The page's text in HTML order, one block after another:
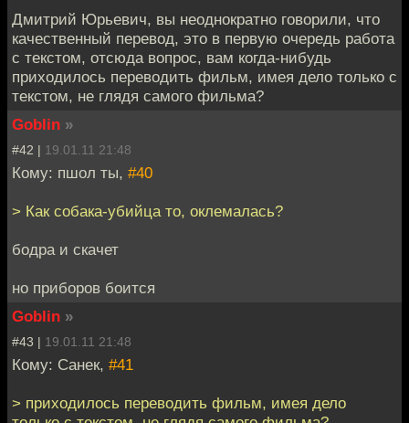
Дмитрий Юрьевич, вы неоднократно говорили, что
качественный перевод, это в первую очередь работа
с текстом, отсюда вопрос, вам когда-нибудь
приходилось переводить фильм, имея дело только с
текстом, не глядя самого фильма?
Goblin »
#42 | 19.01.11 21:48
Кому: пшол ты, #40
> Как собака-убийца то, оклемалась?
бодра и скачет
но приборов боится
Goblin »
#43 | 19.01.11 21:48
Кому: Санек, #41
> приходилось переводить фильм, имея дело